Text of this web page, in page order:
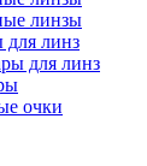
линзы
для линз
для линз
очки